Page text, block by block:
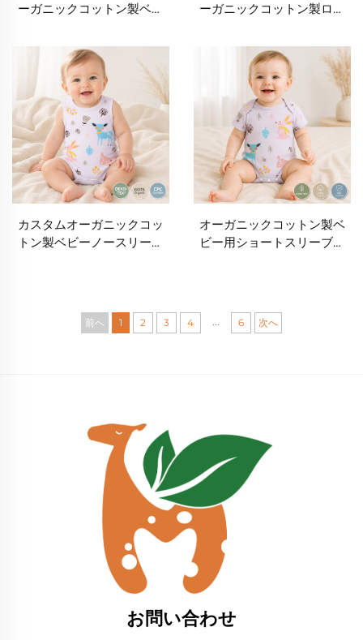
ーガニックコットン製ベビ
スタム可）｜OEM・
ODM・プライベートラベル
対応｜新生児向け柔らかく
通気性の高いフット付きレ
ギンス｜赤ちゃん用フッテ
ィーパンツメーカー
ーガニックコットン製ロン
ーツ（カスタム可）｜
OEM・ODM・プライベー
トラベル対応｜乳児用柔ら
かく通気性の高いオーガニ
ックベビーロンパースメー
カー｜ベビー衣料ブランド
向け
カスタムオーガニックコッ
トン製ベビーノースリーブ
らかく通気性に優れたベビ
ーロンパース｜プライベー
オーガニックコットン製ベ
ビー用ショートスリーブボ
用ワンピース｜森林柄のサ
ステナブルな新生児ロムパ
前へ 1 2 3 4 ... 6 次へ
お問い合わせ